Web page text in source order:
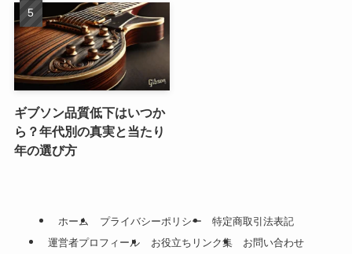
ギブソン品質低下はいつか
ら？年代別の真実と当たり
年の選び方
ホーム プライバシーポリシー
特定商取引法表記
運営者プロフィール
お役立ちリンク集 お問い合わせ